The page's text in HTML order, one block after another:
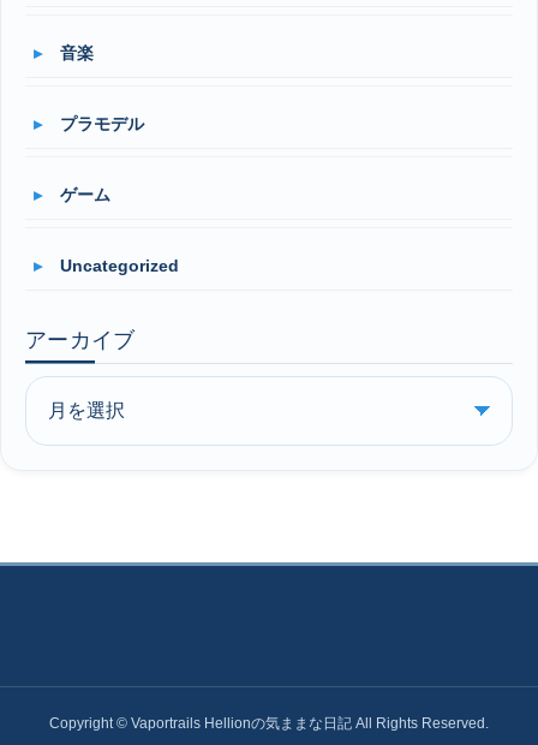
音楽
プラモデル
ゲーム
Uncategorized
アーカイブ
Copyright © Vaportrails Hellionの気ままな日記 All Rights Reserved.